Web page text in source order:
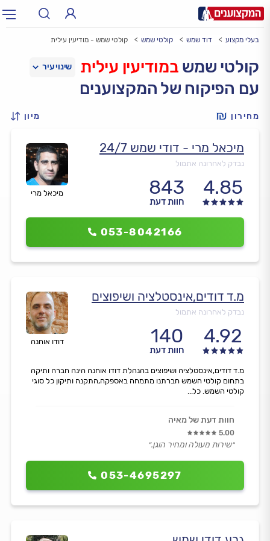
עירעיר: תל אביב, חיפה…
בעלי מקצוע דוד שמש קולטי שמש קולטי שמש - מודיעין עילית
קולטי שמש במודיעין עילית
עם הפיקוח של המקצוענים
מחירון מיון
מיכאל מרי
מיכאל מרי - דודי שמש 24/7
נבדק לאחרונה אתמול
4.85
843
חוות דעת
053-8042166
דודו אוחנה
מ.ד דודים,אינסטלציה ושיפוצים
נבדק לאחרונה אתמול
4.92
140
חוות דעת
053-4695297
מ.ד דודים,אינסטלציה ושיפוצים בהנהלת דודו אוחנה הינה חברה ותיקה
בתחום קולטי השמש חברתנו מתמחה באספקה,התקנה ותיקון כל סוגי
קולטי השמש. כל...
חוות דעת של מאיה
5.00
״שירות מעולה ומחיר הוגן.״